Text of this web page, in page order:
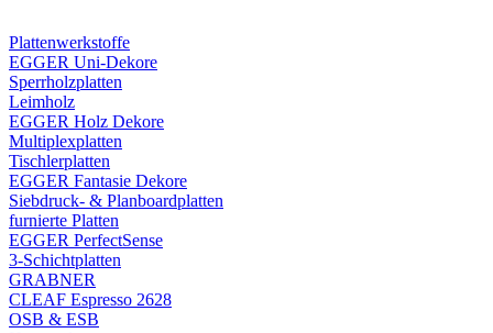
Plattenwerkstoffe
EGGER Uni-Dekore
Sperrholzplatten
Leimholz
EGGER Holz Dekore
Multiplexplatten
Tischlerplatten
EGGER Fantasie Dekore
Siebdruck- & Planboardplatten
furnierte Platten
EGGER PerfectSense
3-Schichtplatten
GRABNER
CLEAF Espresso 2628
OSB & ESB